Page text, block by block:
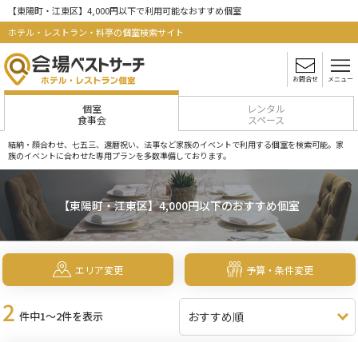
【東陽町・江東区】4,000円以下で利用可能なおすすめ個室
ホテル・レストラン・料亭の個室検索サイト
お問合せ メニュー
個室
食事会
レンタル
スペース
結納・顔合わせ、七五三、還暦祝い、法事など家族のイベントで利用する個室を検索可能。家
族のイベントに合わせた専用プランを多数準備しております。
【東陽町・江東区】4,000円以下のおすすめ個室
エリア変更 予算・条件変更
2 件中1～2件を表示